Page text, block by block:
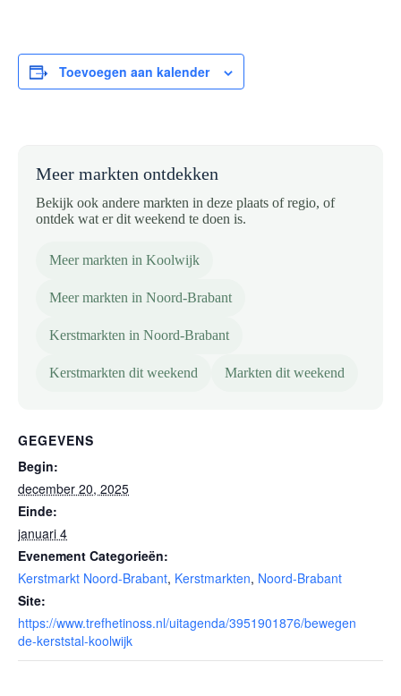
Toevoegen aan kalender
Meer markten ontdekken
Bekijk ook andere markten in deze plaats of regio, of
ontdek wat er dit weekend te doen is.
Meer markten in Koolwijk
Meer markten in Noord-Brabant
Kerstmarkten in Noord-Brabant
Kerstmarkten dit weekend Markten dit weekend
GEGEVENS
Begin:
december 20, 2025
Einde:
januari 4
Evenement Categorieën:
Kerstmarkt Noord-Brabant, Kerstmarkten, Noord-Brabant
Site:
https://www.trefhetinoss.nl/uitagenda/3951901876/bewegen
de-kerststal-koolwijk